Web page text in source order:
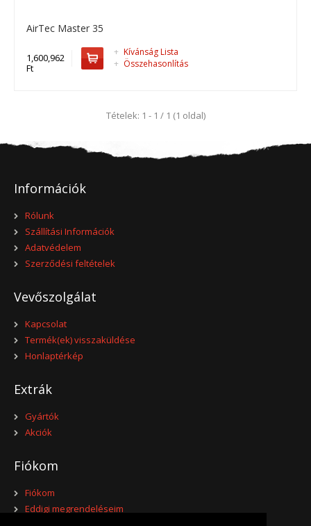
AirTec Master 35
Benzinmotoros heveder csavarozó,AirTec Master 35..
Kosárba
+Add to wishlist
AirTec Master 35
1,600,962
Ft
+ Kívánság Lista
+ Összehasonlítás
Tételek: 1 - 1 / 1 (1 oldal)
Információk
Rólunk
Szállítási Információk
Adatvédelem
Szerződési feltételek
Vevőszolgálat
Kapcsolat
Termék(ek) visszaküldése
Honlaptérkép
Extrák
Gyártók
Akciók
Fiókom
Fiókom
Eddigi megrendeléseim